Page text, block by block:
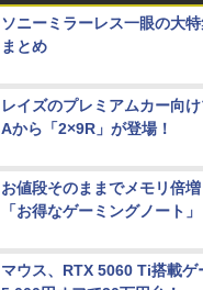
ソニーミラーレス一眼の大
まとめ
レイズのプレミアムカー向
Aから「2×9R」が登場！
お値段そのままでメモリ倍
「お得なゲーミングノート」
マウス、RTX 5060 Ti搭載ゲ